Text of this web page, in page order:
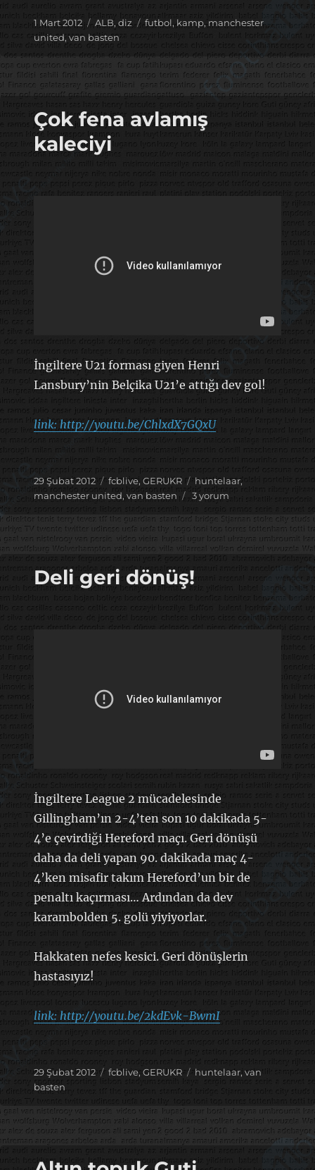
Yayın
tarihi
1 Mart 2012 Kategoriler
ALB, diz Etiketler
futbol, kamp, manchester
united, van basten
Çok fena avlamış
kaleciyi
İngiltere U21 forması giyen Henri
Lansbury’nin Belçika U21’e attığı dev gol!
link: http://youtu.be/ChlxdX7GQxU
Yayın
tarihi
29 Şubat 2012 Kategoriler
fcblive, GERUKR Etiketler
huntelaar,
manchester united, van basten
Çok
avlamış
kaleciyi
için
3 yorum
Deli geri dönüş!
İngiltere League 2 mücadelesinde
Gillingham’ın 2-4’ten son 10 dakikada 5-
4’e çevirdiği Hereford maçı. Geri dönüşü
daha da deli yapan 90. dakikada maç 4-
4’ken misafir takım Hereford’un bir de
penaltı kaçırması… Ardından da dev
karambolden 5. golü yiyiyorlar.
Hakkaten nefes kesici. Geri dönüşlerin
hastasıyız!
link: http://youtu.be/2kdEvk-BwmI
Yayın
tarihi
29 Şubat 2012 Kategoriler
fcblive, GERUKR Etiketler
huntelaar, van
basten